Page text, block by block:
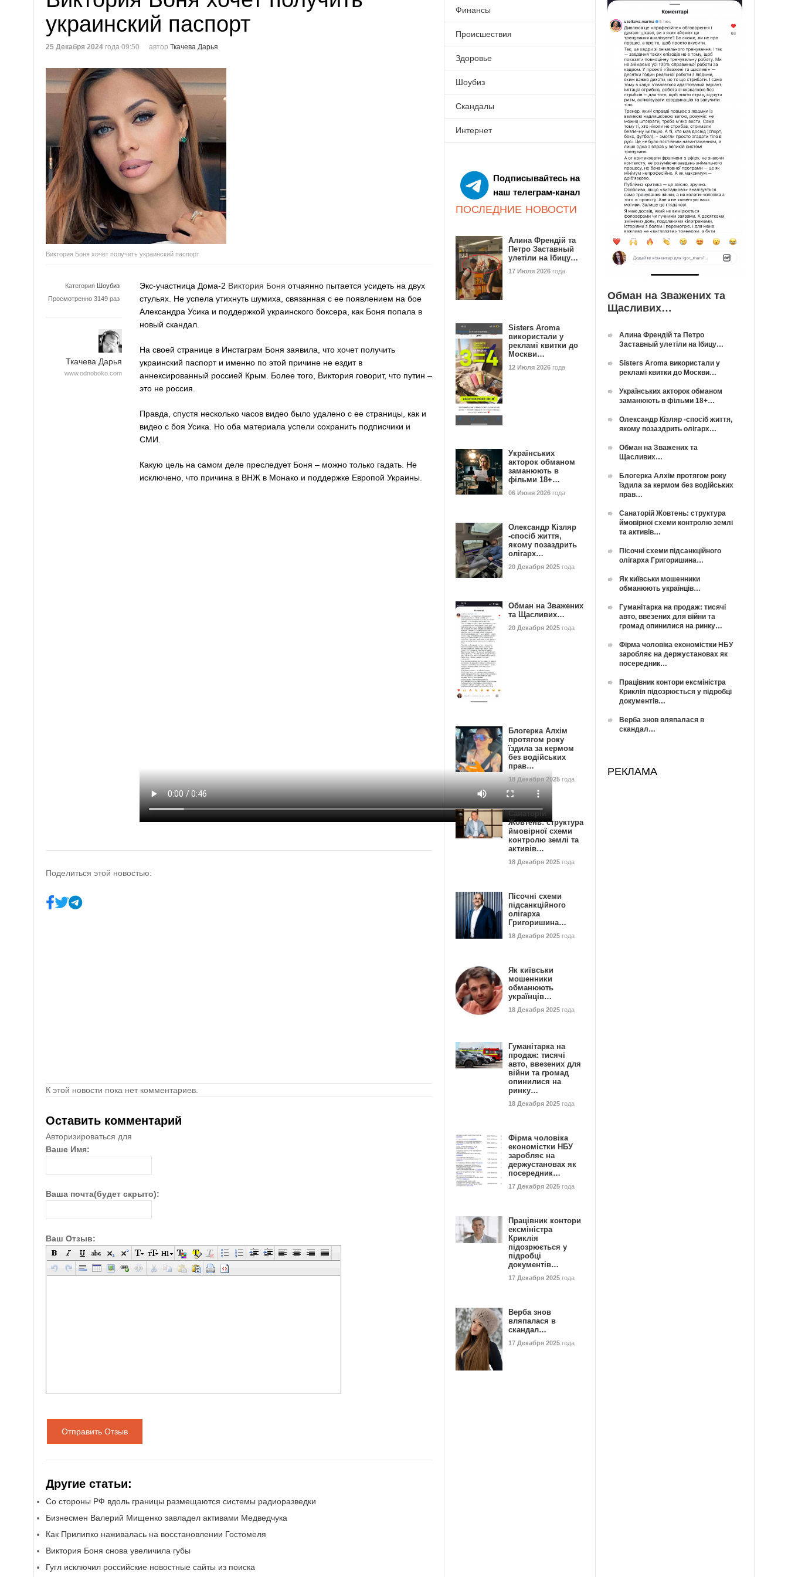
украинский паспорт
25 Декабря 2024 года 09:50 автор Ткачева Дарья
Виктория Боня хочет получить украинский паспорт
Категория Шоубиз
Просмотренно 3149 раз
Ткачева Дарья
www.odnoboko.com
Экс-участница Дома-2 Виктория Боня отчаянно пытается усидеть на двух
стульях. Не успела утихнуть шумиха, связанная с ее появлением на бое
Александра Усика и поддержкой украинского боксера, как Боня попала в
новый скандал.
На своей странице в Инстаграм Боня заявила, что хочет получить
украинский паспорт и именно по этой причине не ездит в
аннексированный россией Крым. Более того, Виктория говорит, что путин –
это не россия.
Правда, спустя несколько часов видео было удалено с ее страницы, как и
видео с боя Усика. Но оба материала успели сохранить подписчики и
СМИ.
Какую цель на самом деле преследует Боня – можно только гадать. Не
исключено, что причина в ВНЖ в Монако и поддержке Европой Украины.
Поделиться этой новостью:
К этой новости пока нет комментариев.
Оставить комментарий
Авторизироваться для
Ваше Имя:
Ваша почта(будет скрыто):
Ваш Отзыв:
Отправить Отзыв
Другие статьи:
Со стороны РФ вдоль границы размещаются системы радиоразведки
Бизнесмен Валерий Мищенко завладел активами Медведчука
Как Прилипко наживалась на восстановлении Гостомеля
Виктория Боня снова увеличила губы
Гугл исключил российские новостные сайты из поиска
Финансы
Происшествия
Здоровье
Шоубиз
Скандалы
Интернет
Подписывайтесь на
наш телеграм-канал
ПОСЛЕДНИЕ НОВОСТИ
Алина Френдій та
Петро Заставный
улетіли на Ібицу…
17 Июля 2026 года
Sisters Aroma
використали у
рекламі квитки до
Москви…
12 Июля 2026 года
Українських
акторок обманом
заманюють в
фільми 18+…
06 Июня 2026 года
Олександр Кізляр
-спосіб життя,
якому позаздрить
олігарх…
20 Декабря 2025 года
Обман на Зважених
та Щасливих…
20 Декабря 2025 года
Блогерка Алхім
протягом року
їздила за кермом
без водійських
прав…
18 Декабря 2025 года
Санаторій
Жовтень: структура
ймовірної схеми
контролю землі та
активів…
18 Декабря 2025 года
Пісочні схеми
підсанкційного
олігарха
Григоришина…
18 Декабря 2025 года
Як київськи
мошенники
обманюють
українців…
18 Декабря 2025 года
Гуманітарка на
продаж: тисячі
авто, ввезених для
війни та громад
опинилися на
ринку…
18 Декабря 2025 года
Фірма чоловіка
економістки НБУ
заробляє на
держустановах як
посередник…
17 Декабря 2025 года
Працівник контори
ексміністра
Криклія
підозрюється у
підробці
документів…
17 Декабря 2025 года
Верба знов
вляпалася в
скандал…
17 Декабря 2025 года
Обман на Зважених та
Щасливих…
Алина Френдій та Петро
Заставный улетіли на Ібицу…
Sisters Aroma використали у
рекламі квитки до Москви…
Українських акторок обманом
заманюють в фільми 18+…
Олександр Кізляр -спосіб життя,
якому позаздрить олігарх…
Обман на Зважених та
Щасливих…
Блогерка Алхім протягом року
їздила за кермом без водійських
прав…
Санаторій Жовтень: структура
ймовірної схеми контролю землі
та активів…
Пісочні схеми підсанкційного
олігарха Григоришина…
Як київськи мошенники
обманюють українців…
Гуманітарка на продаж: тисячі
авто, ввезених для війни та
громад опинилися на ринку…
Фірма чоловіка економістки НБУ
заробляє на держустановах як
посередник…
Працівник контори ексміністра
Криклія підозрюється у підробці
документів…
Верба знов вляпалася в
скандал…
РЕКЛАМА